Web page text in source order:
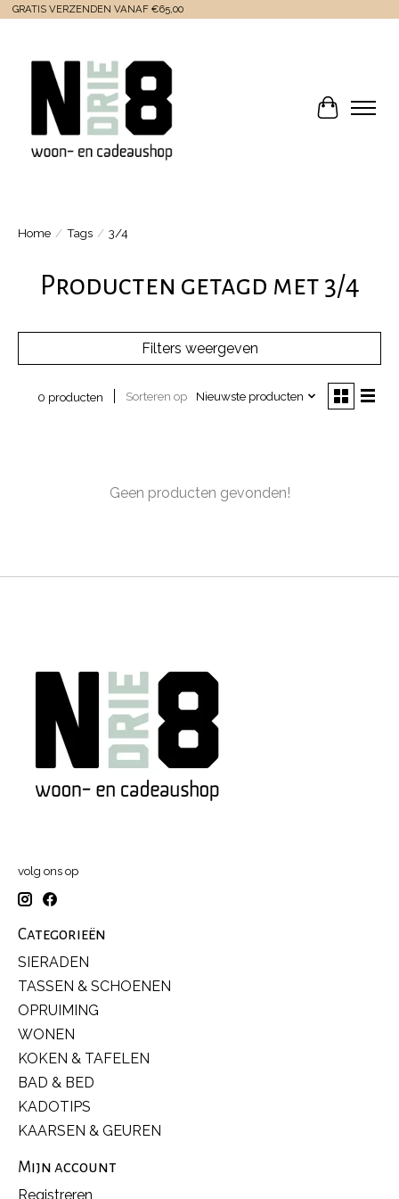
GRATIS VERZENDEN VANAF €65,00
Home / Tags / 3/4
Producten getagd met 3/4
Filters weergeven
0 producten Sorteren op Nieuwste producten
Geen producten gevonden!
volg ons op
Categorieën
SIERADEN
TASSEN & SCHOENEN
OPRUIMING
WONEN
KOKEN & TAFELEN
BAD & BED
KADOTIPS
KAARSEN & GEUREN
Mijn account
Registreren